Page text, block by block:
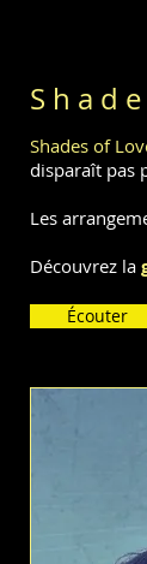
S h a d
Shades of
disparaît pas
Les
Découvrez la
Écouter